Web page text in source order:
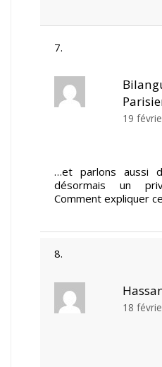
19
…et parlons aussi
désormais un
Comment expliquer
18